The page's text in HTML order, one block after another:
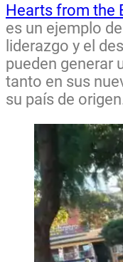
Hearts from the
es un ejemplo
liderazgo y el
pueden generar
tanto en sus
su país de